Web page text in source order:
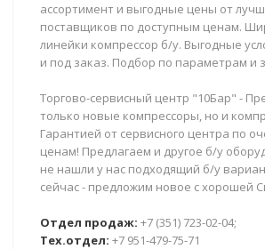
ассортимент и выгодные цены от
поставщиков по доступным ценам.
линейки компрессор б/у. Выгодные
и под заказ. Подбор по параметрам и
Торгово-сервисный центр "10Бар" -
только новые компрессоры, но и
Гарантией от сервисного центра по
ценам! Предлагаем и другое б/у
не нашли у нас подходящий б/у
сейчас - предложим новое с хорошей
Отдел продаж: +7 (351) 723-02-04;
Тех.отдел: +7 951-479-75-71